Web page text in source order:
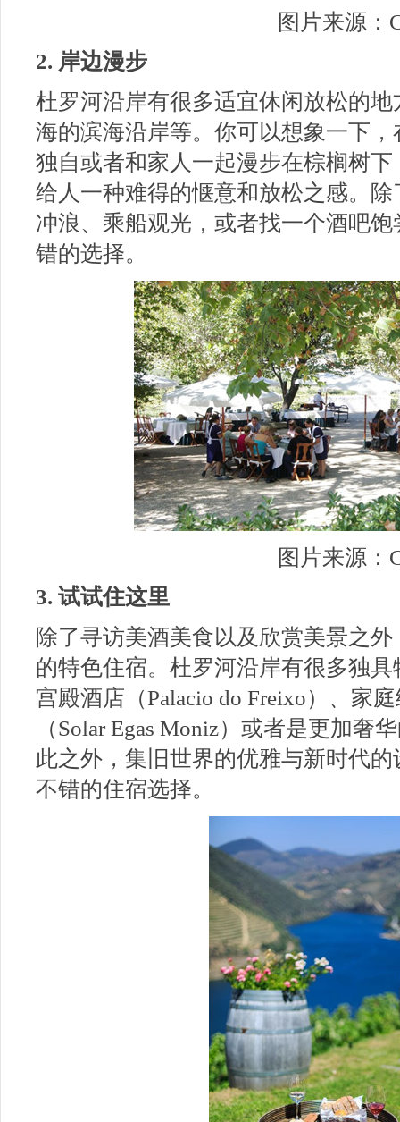
图片来源：
2. 岸边漫步
杜罗河沿岸有很多适宜休闲放松的
海的滨海沿岸等。你可以想象一下
独自或者和家人一起漫步在棕榈树
给人一种难得的惬意和放松之感。
冲浪、乘船观光，或者找一个酒吧
错的选择。
图片来源：
3. 试试住这里
除了寻访美酒美食以及欣赏美景之
的特色住宿。杜罗河沿岸有很多独
宫殿酒店（Palacio do Freixo）、家
（Solar Egas Moniz）或者是更加奢
此之外，集旧世界的优雅与新时代
不错的住宿选择。